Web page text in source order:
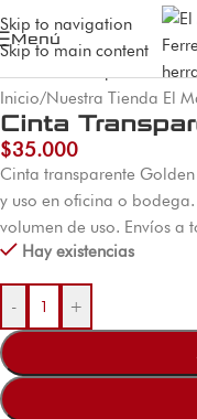
Skip to navigation
Skip to main content
Menú
Inicio/Nuestra Tienda El
Cinta
$35.000
Cinta transparente
y uso en oficina o
volumen de uso. Envíos a
Hay existencias
- +